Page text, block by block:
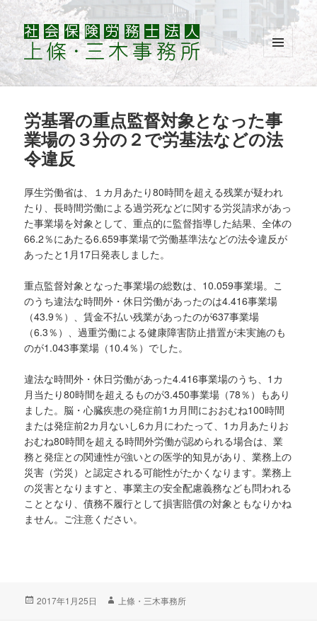
メニュ
ーとウ
ィジェ
労基署の重点監督対象となった事
業場の３分の２で労基法などの法
令違反
厚生労働省は、１カ月あたり80時間を超える残業が疑われ
たり、長時間労働による過労死などに関する労災請求があっ
た事業場を対象として、重点的に監督指導した結果、全体の
66.2％にあたる6.659事業場で労働基準法などの法令違反が
あったと1月17日発表しました。
重点監督対象となった事業場の総数は、10.059事業場。こ
のうち違法な時間外・休日労働があったのは4.416事業場
（43.9％）、賃金不払い残業があったのが637事業場
（6.3％）、過重労働による健康障害防止措置が未実施のも
のが1.043事業場（10.4％）でした。
違法な時間外・休日労働があった4.416事業場のうち、1カ
月当たり80時間を超えるものが3.450事業場（78％）もあり
ました。脳・心臓疾患の発症前1カ月間におおむね100時間
または発症前2カ月ないし6カ月にわたって、1カ月あたりお
おむね80時間を超える時間外労働が認められる場合は、業
務と発症との関連性が強いとの医学的知見があり、業務上の
災害（労災）と認定される可能性がたかくなります。業務上
の災害となりますと、事業主の安全配慮義務なども問われる
こととなり、債務不履行として損害賠償の対象ともなりかね
ません。ご注意ください。
投
2017年1月25日
作
上條・三木事務所